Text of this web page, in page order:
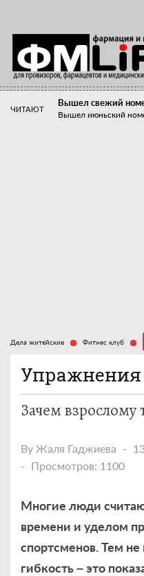
ЧИТАЮТ
Вышел свежий
Вышел июньский
Дела житейские Фитнес клуб
Упражнения
Зачем взрослому
By Жаля Гаджиева
Просмотров: 1100
Многие люди
времени и уделом
спортсменов. Тем
гибкость – это